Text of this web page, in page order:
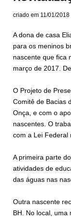
criado em 11/01/2018
A dona de casa
para os meninos
nascente que fica
março de 2017.
O Projeto de
Comitê de Bacias
Onça, e com o
nascentes. O
com a Lei Federal
A primeira parte
atividades de
das águas nas
Outra nascente
BH. No local, uma